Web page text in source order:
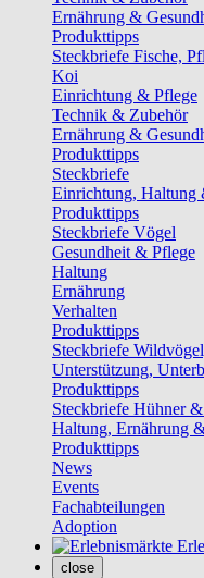
Ernährung &
Produkttipps
Steckbriefe Fische,
Koi
Einrichtung & Pflege
Technik & Zubehör
Ernährung &
Produkttipps
Steckbriefe
Einrichtung, Haltung
Produkttipps
Steckbriefe Vögel
Gesundheit & Pflege
Haltung
Ernährung
Verhalten
Produkttipps
Steckbriefe
Unterstützung,
Produkttipps
Steckbriefe Hühner
Haltung, Ernährung
Produkttipps
News
Events
Fachabteilungen
Adoption
close